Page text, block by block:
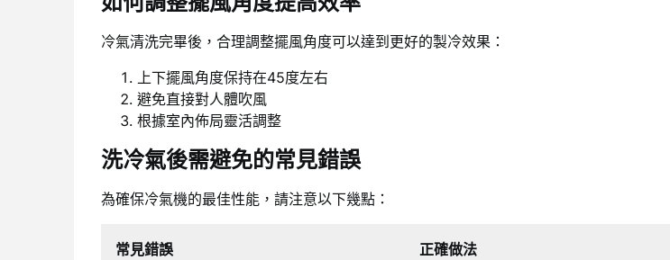
冷氣清洗完畢後，合理調整擺風角度可以達到更好的製冷效果：
上下擺風角度保持在45度左右
避免直接對人體吹風
根據室內佈局靈活調整
洗冷氣後需避免的常見錯誤
為確保冷氣機的最佳性能，請注意以下幾點：
常見錯誤 正確做法